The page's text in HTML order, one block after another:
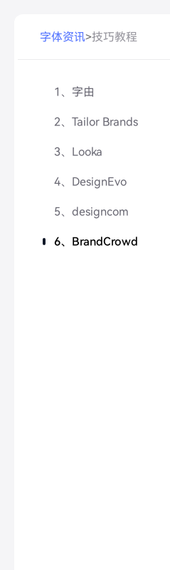
字体资讯>技巧教程
1、字由
2、Tailor Brands
3、Looka
4、DesignEvo
5、designcom
6、BrandCrowd